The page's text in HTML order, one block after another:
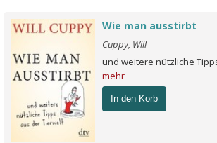
Wie man ausstirbt
Cuppy, Will
und weitere nützliche
mehr
In den Korb